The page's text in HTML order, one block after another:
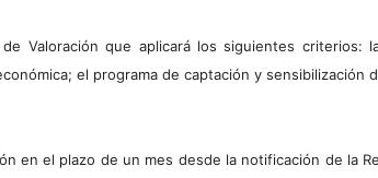
Valoración que aplicará los siguientes criterios:
el programa de captación y sensibilización
en el plazo de un mes desde la notificación de la